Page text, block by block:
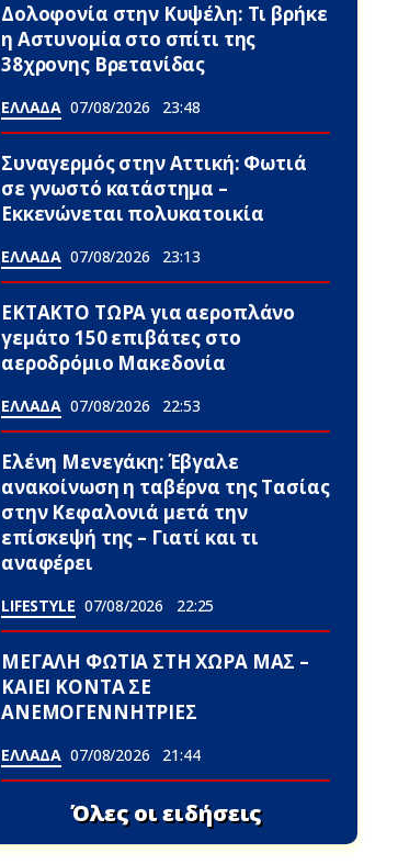
Δολοφονία στην Κυψέλη: Τι βρήκε
η Αστυνομία στο σπίτι της
38χρονης Βρετανίδας
ΕΛΛΑΔΑ 07/08/2026 23:48
Συναγερμός στην Αττική: Φωτιά
σε γνωστό κατάστημα –
Εκκενώνεται πολυκατοικία
ΕΛΛΑΔΑ 07/08/2026 23:13
ΕΚΤΑΚΤΟ ΤΩΡΑ για αεροπλάνο
γεμάτο 150 επιβάτες στο
αεροδρόμιο Μακεδονία
ΕΛΛΑΔΑ 07/08/2026 22:53
Ελένη Μενεγάκη: Έβγαλε
ανακοίνωση η ταβέρνα της Τασίας
στην Κεφαλονιά μετά την
επίσκεψή της – Γιατί και τι
αναφέρει
LIFESTYLE 07/08/2026 22:25
ΜΕΓΑΛΗ ΦΩΤΙΑ ΣΤΗ ΧΩΡΑ ΜΑΣ –
ΚΑΙΕΙ ΚΟΝΤΑ ΣΕ
ΑΝΕΜΟΓΕΝΝΗΤΡΙΕΣ
ΕΛΛΑΔΑ 07/08/2026 21:44
Όλες οι ειδήσεις